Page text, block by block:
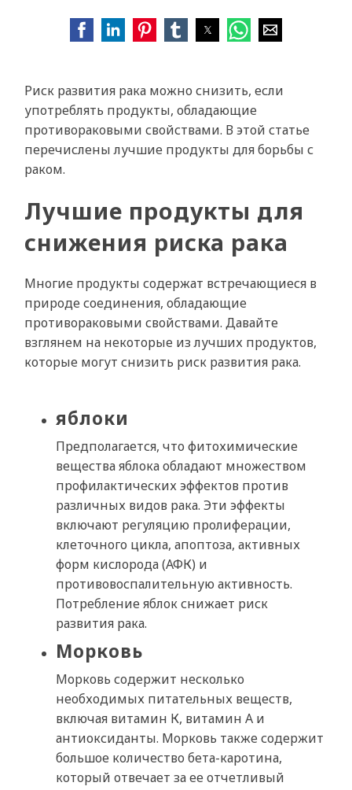
Риск развития рака можно снизить, если
употреблять продукты, обладающие
противораковыми свойствами. В этой статье
перечислены лучшие продукты для борьбы с
раком.
Лучшие продукты для
снижения риска рака
Многие продукты содержат встречающиеся в
природе соединения, обладающие
противораковыми свойствами. Давайте
взглянем на некоторые из лучших продуктов,
которые могут снизить риск развития рака.
яблоки
Предполагается, что фитохимические
вещества яблока обладают множеством
профилактических эффектов против
различных видов рака. Эти эффекты
включают регуляцию пролиферации,
клеточного цикла, апоптоза, активных
форм кислорода (АФК) и
противовоспалительную активность.
Потребление яблок снижает риск
развития рака.
Морковь
Морковь содержит несколько
необходимых питательных веществ,
включая витамин К, витамин А и
антиоксиданты. Морковь также содержит
большое количество бета-каротина,
который отвечает за ее отчетливый